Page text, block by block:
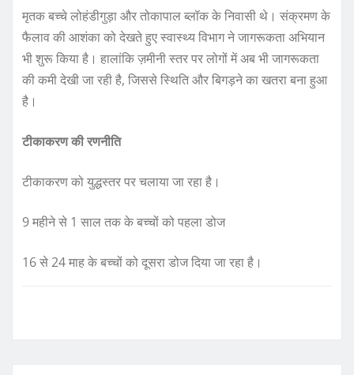
मृतक बच्चे लोहंडीगुड़ा और तोकापाल ब्लॉक के निवासी थे। संक्रमण के
फैलाव की आशंका को देखते हुए स्वास्थ्य विभाग ने जागरूकता अभियान
भी शुरू किया है। हालांकि ज़मीनी स्तर पर लोगों में अब भी जागरूकता
की कमी देखी जा रही है, जिससे स्थिति और बिगड़ने का खतरा बना हुआ
है।
टीकाकरण की रणनीति
टीकाकरण को युद्धस्तर पर चलाया जा रहा है।
9 महीने से 1 साल तक के बच्चों को पहला डोज
16 से 24 माह के बच्चों को दूसरा डोज दिया जा रहा है।